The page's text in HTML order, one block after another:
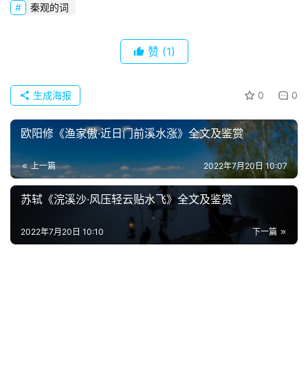
页
好
词
好
句
典
歌
秦观的词
赞 (1)
0 0
生成海报
欧阳修《渔家傲·近日门前溪水涨》全文及鉴赏
上一篇 2022年7月20日 10:07
苏轼《浣溪沙·风压轻云贴水飞》全文及鉴赏
下一篇
2022年7月20日 10:10